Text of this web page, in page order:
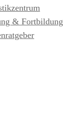
& Fortbildung